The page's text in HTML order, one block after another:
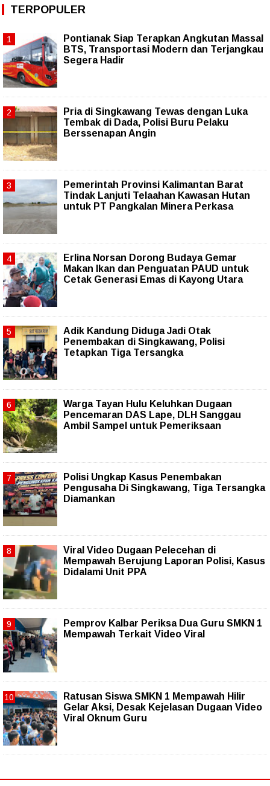
TERPOPULER
Pontianak Siap Terapkan Angkutan Massal
BTS, Transportasi Modern dan Terjangkau
Segera Hadir
Pria di Singkawang Tewas dengan Luka
Tembak di Dada, Polisi Buru Pelaku
Berssenapan Angin
Pemerintah Provinsi Kalimantan Barat
Tindak Lanjuti Telaahan Kawasan Hutan
untuk PT Pangkalan Minera Perkasa
Erlina Norsan Dorong Budaya Gemar
Makan Ikan dan Penguatan PAUD untuk
Cetak Generasi Emas di Kayong Utara
Adik Kandung Diduga Jadi Otak
Penembakan di Singkawang, Polisi
Tetapkan Tiga Tersangka
Warga Tayan Hulu Keluhkan Dugaan
Pencemaran DAS Lape, DLH Sanggau
Ambil Sampel untuk Pemeriksaan
Polisi Ungkap Kasus Penembakan
Pengusaha Di Singkawang, Tiga Tersangka
Diamankan
Viral Video Dugaan Pelecehan di
Mempawah Berujung Laporan Polisi, Kasus
Didalami Unit PPA
Pemprov Kalbar Periksa Dua Guru SMKN 1
Mempawah Terkait Video Viral
Ratusan Siswa SMKN 1 Mempawah Hilir
Gelar Aksi, Desak Kejelasan Dugaan Video
Viral Oknum Guru